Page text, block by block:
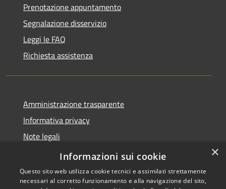
Prenotazione appuntamento
Segnalazione disservizio
Leggi le FAQ
Richiesta assistenza
Amministrazione trasparente
Informativa privacy
Note legali
Dichiarazione di accessibilità
×
Informazioni sui cookie
Questo sito web utilizza cookie tecnici e assimilati strettamente
necessari al corretto funzionamento e alla navigazione del sito,